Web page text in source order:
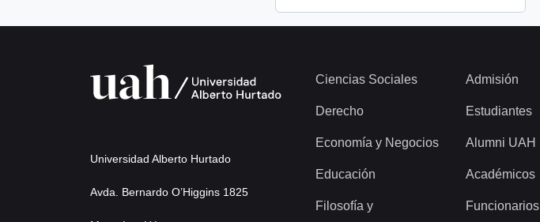
Universidad Alberto Hurtado
Avda. Bernardo O’Higgins 1825
Ciencias Sociales
Derecho
Economía y Negocios
Educación
Filosofía y
Admisión
Estudiantes
Alumni UAH
Académicos
Funcionarios